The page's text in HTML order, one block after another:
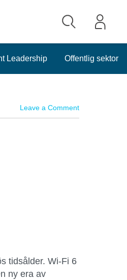
Leadership Offentlig sektor
Leave a Comment
tidsålder. Wi-Fi 6
ny era av